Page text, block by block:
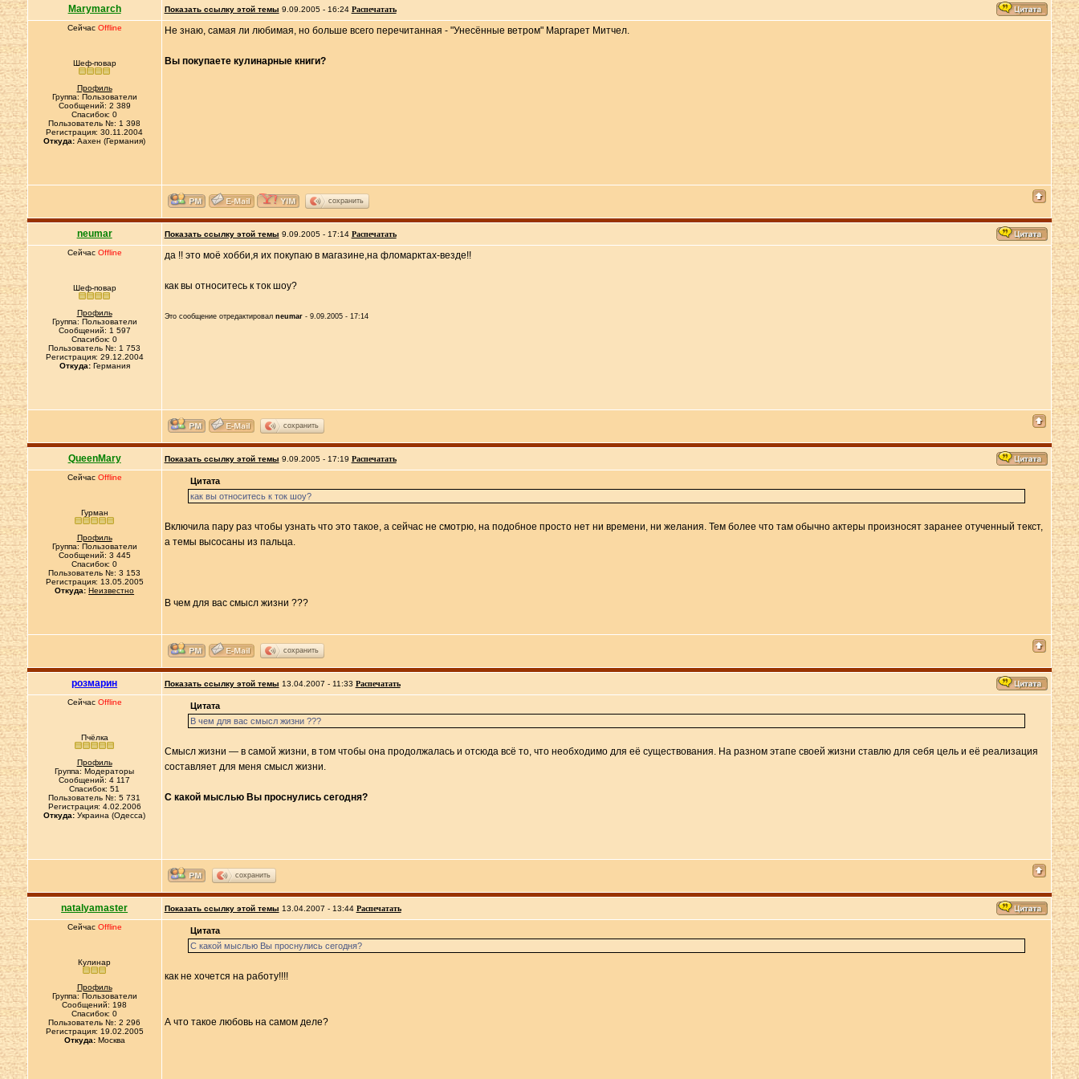
Marymarch Показать ссылку этой темы 9.09.2005 - 16:24 Распечатать
Сейчас Offline
Шеф-повар
Профиль
Группа: Пользователи
Сообщений: 2 389
Спасибок: 0
Пользователь №: 1 398
Регистрация: 30.11.2004
Откуда: Аахен (Германия)
Не знаю, самая ли любимая, но больше всего перечитанная - "Унесённые ветром" Маргарет Митчел.
Вы покупаете кулинарные книги?
сохранить
neumar Показать ссылку этой темы 9.09.2005 - 17:14 Распечатать
Сейчас Offline
Шеф-повар
Профиль
Группа: Пользователи
Сообщений: 1 597
Спасибок: 0
Пользователь №: 1 753
Регистрация: 29.12.2004
Откуда:Германия
да !! это моё хобби,я их покупаю в магазине,на фломарктах-везде!!
как вы относитесь к ток шоу?
Это сообщение отредактировал neumar- 9.09.2005 - 17:14
сохранить
QueenMary Показать ссылку этой темы 9.09.2005 - 17:19 Распечатать
Сейчас Offline
Гурман
Профиль
Группа: Пользователи
Сообщений: 3 445
Спасибок: 0
Пользователь №: 3 153
Регистрация: 13.05.2005
Откуда: Неизвестно
Цитата
как вы относитесь к ток шоу?
Включила пару раз чтобы узнать что это такое, а сейчас не смотрю, на подобное просто нет ни времени, ни желания. Тем более что там обычно актеры произносят заранее отученный текст,
а темы высосаны из пальца.
В чем для вас смысл жизни ???
сохранить
розмарин Показать ссылку этой темы 13.04.2007 - 11:33 Распечатать
Сейчас Offline
Пчёлка
Профиль
Группа: Модераторы
Сообщений: 4 117
Спасибок: 51
Пользователь №: 5 731
Регистрация: 4.02.2006
Откуда: Украина (Одесса)
Цитата
В чем для вас смысл жизни ???
Смысл жизни — в самой жизни, в том чтобы она продолжалась и отсюда всё то, что необходимо для её существования. На разном этапе своей жизни ставлю для себя цель и её реализация
составляет для меня смысл жизни.
С какой мыслью Вы проснулись сегодня?
сохранить
natalyamaster Показать ссылку этой темы 13.04.2007 - 13:44 Распечатать
Сейчас Offline
Кулинар
Профиль
Группа: Пользователи
Сообщений: 198
Спасибок: 0
Пользователь №: 2 296
Регистрация: 19.02.2005
Откуда:Москва
Цитата
С какой мыслью Вы проснулись сегодня?
как не хочется на работу!!!!
А что такое любовь на самом деле?